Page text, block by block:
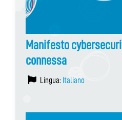
Manifesto
connessa
Lingua: Italiano